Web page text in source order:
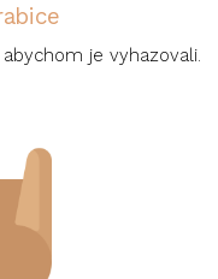
je vyhazovali.